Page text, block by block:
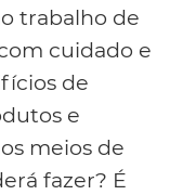
trabalho de
cuidado e
de
e
meios de
fazer? É